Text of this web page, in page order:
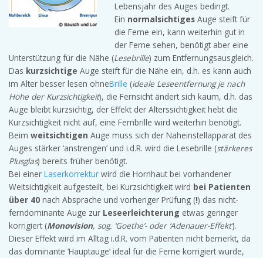
Lebensjahr des Auges bedingt.
Ein normalsichtiges Auge steift für
die Ferne ein, kann weiterhin gut in
der Ferne sehen, benötigt aber eine
Unterstützung für die Nähe (Lesebrille) zum Entfernungsausgleich.
Das kurzsichtige Auge steift für die Nähe ein, d.h. es kann auch
im Alter besser lesen ohneBrille (ideale Leseentfernung je nach
Höhe der Kurzsichtigkeit), die Fernsicht ändert sich kaum, d.h. das
Auge bleibt kurzsichtig, der Effekt der Alterssichtigkeit hebt die
Kurzsichtigkeit nicht auf, eine Fernbrille wird weiterhin benötigt.
Beim weitsichtigen Auge muss sich der Naheinstellapparat des
Auges stärker ‘anstrengen’ und i.d.R. wird die Lesebrille (stärkeres
Plusglas) bereits früher benötigt.
Bei einer Laserkorrektur wird die Hornhaut bei vorhandener
Weitsichtigkeit aufgesteilt, bei Kurzsichtigkeit wird bei Patienten
über 40 nach Absprache und vorheriger Prüfung (!) das nicht-
ferndominante Auge zur Leseerleichterung etwas geringer
korrigiert (Monovision, sog. ‘Goethe’- oder ‘Adenauer-Effekt’).
Dieser Effekt wird im Alltag i.d.R. vom Patienten nicht bemerkt, da
das dominante ‘Hauptauge’ ideal für die Ferne korrigiert wurde,